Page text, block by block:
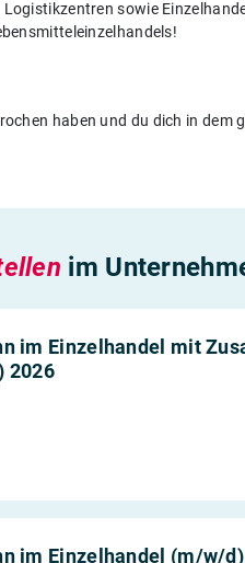
sowie
haben und du dich in dem
im
im Einzelhandel mit
2026
im Einzelhandel (m/w/